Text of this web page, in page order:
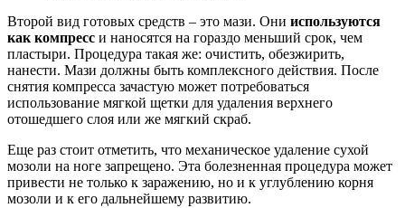
Второй вид готовых средств – это мази. Они используются
как компресс и наносятся на гораздо меньший срок, чем
пластыри. Процедура такая же: очистить, обезжирить,
нанести. Мази должны быть комплексного действия. После
снятия компресса зачастую может потребоваться
использование мягкой щетки для удаления верхнего
отошедшего слоя или же мягкий скраб.
Еще раз стоит отметить, что механическое удаление сухой
мозоли на ноге запрещено. Эта болезненная процедура может
привести не только к заражению, но и к углублению корня
мозоли и к его дальнейшему развитию.